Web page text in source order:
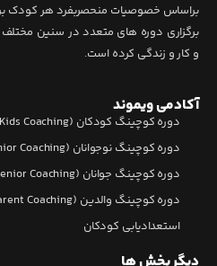
براساس خصوصیات منحصربفرد هر کودک
برگزاری دوره های متعدد در سنین
و کار و زندگی کرده است.
آکادمی ویموند
دوره کوچینگ کودکان (Kids Coaching)
دوره کوچینگ نوجوانان (Junior Coaching)
دوره کوچینگ جوانان (Senior Coaching)
دوره کوچینگ والدین (Parent Coaching)
استعدادیابی کودکان